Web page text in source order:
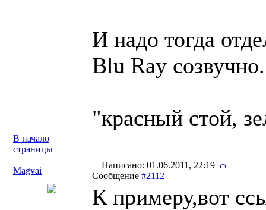
И надо тогда
Blu Ray
"красный стой,
В начало
страницы
Magvai
Написано: 01.06.2011, 22:19
Сообщение #2112
К примеру,вот